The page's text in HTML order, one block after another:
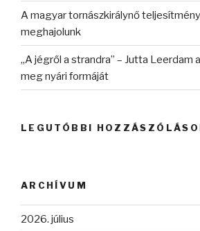
A magyar tornászkirálynő
meghajolunk
„A jégről a strandra” – Jutta Leerdam
meg nyári formáját
LEGUTÓBBI
ARCHÍVUM
2026. július